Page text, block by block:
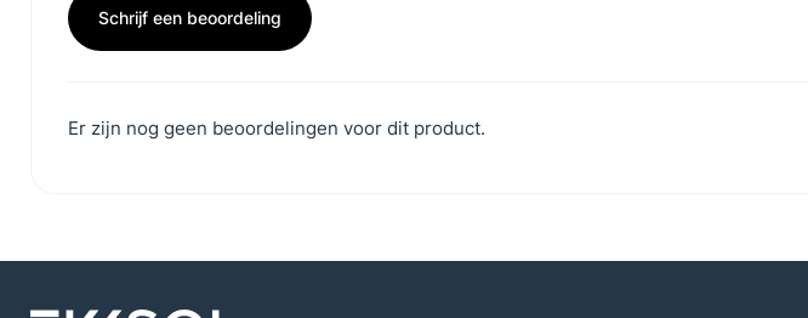
Schrijf een beoordeling
Er zijn nog geen beoordelingen voor dit product.